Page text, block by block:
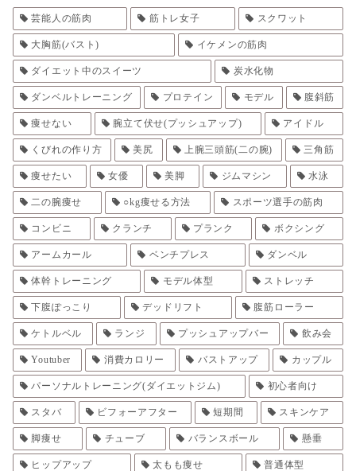
芸能人の筋肉 筋トレ女子 スクワット
大胸筋(バスト) イケメンの筋肉
ダイエット中のスイーツ 炭水化物
ダンベルトレーニング プロテイン モデル 腹斜筋
痩せない 腕立て伏せ(プッシュアップ) アイドル
くびれの作り方 美尻 上腕三頭筋(二の腕) 三角筋
痩せたい 女優 美脚 ジムマシン 水泳
二の腕痩せ ○kg痩せる方法 スポーツ選手の筋肉
コンビニ クランチ プランク ボクシング
アームカール ベンチプレス ダンベル
体幹トレーニング モデル体型 ストレッチ
下腹ぽっこり デッドリフト 腹筋ローラー
ケトルベル ランジ プッシュアップバー 飲み会
Youtuber 消費カロリー バストアップ カップル
パーソナルトレーニング(ダイエットジム) 初心者向け
スタバ ビフォーアフター 短期間 スキンケア
脚痩せ チューブ バランスボール 懸垂
ヒップアップ 太もも痩せ 普通体型